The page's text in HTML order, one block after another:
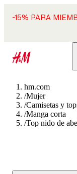
-15% PARA
hm.com
/Mujer
/Camisetas y
/Manga corta
/Top nido de